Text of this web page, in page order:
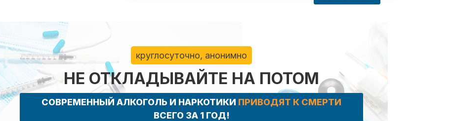
круглосуточно, анонимно
НЕ ОТКЛАДЫВАЙТЕ НА ПОТОМ
СОВРЕМЕННЫЙ АЛКОГОЛЬ И НАРКОТИКИ ПРИВОДЯТ К СМЕРТИ
ВСЕГО ЗА 1 ГОД!